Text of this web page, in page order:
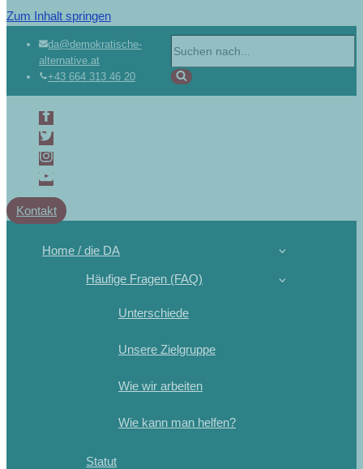
Zum Inhalt springen
da@demokratische-
alternative.at
+43 664 313 46 20
Kontakt
Home / die DA
Häufige Fragen (FAQ)
Unterschiede
Unsere Zielgruppe
Wie wir arbeiten
Wie kann man helfen?
Statut